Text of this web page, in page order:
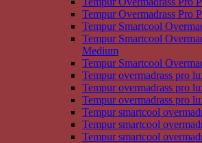
Tempur Overmadrass Pro
Tempur Smartcool
Tempur Smartcool
Medium
Tempur Smartcool
Tempur overmadrass pro
Tempur overmadrass pro
Tempur overmadrass pro
Tempur smartcool
Tempur smartcool
Tempur smartcool